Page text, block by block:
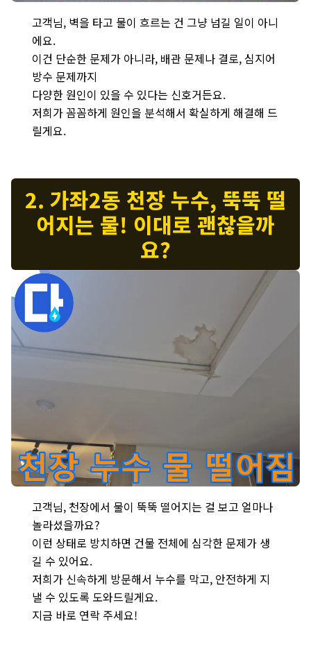
고객님, 벽을 타고 물이 흐르는 건 그냥 넘길 일이 아니
에요.
이건 단순한 문제가 아니라, 배관 문제나 결로, 심지어
방수 문제까지
다양한 원인이 있을 수 있다는 신호거든요.
저희가 꼼꼼하게 원인을 분석해서 확실하게 해결해 드
릴게요.
2. 가좌2동 천장 누수, 뚝뚝 떨
어지는 물! 이대로 괜찮을까
요?
고객님, 천장에서 물이 뚝뚝 떨어지는 걸 보고 얼마나
놀라셨을까요?
이런 상태로 방치하면 건물 전체에 심각한 문제가 생
길 수 있어요.
저희가 신속하게 방문해서 누수를 막고, 안전하게 지
낼 수 있도록 도와드릴게요.
지금 바로 연락 주세요!